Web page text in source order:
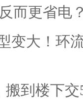
而更省电
变大！环
搬到楼下